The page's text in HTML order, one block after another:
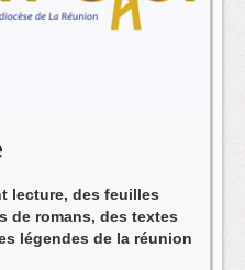
lecture, des feuilles
de romans, des textes
légendes de la réunion